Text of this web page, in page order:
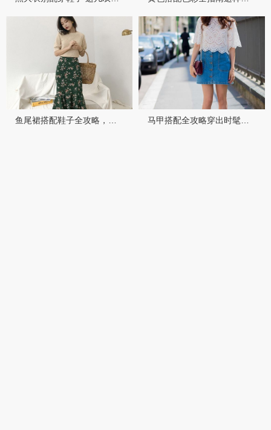
鱼尾裙搭配鞋子全攻略，轻松穿出女神范儿 马甲搭配全攻略穿出时髦范儿